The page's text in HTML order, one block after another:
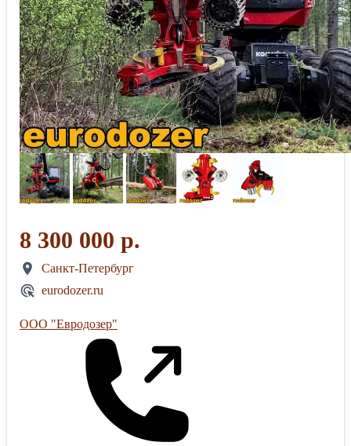
8 300 000 р.
Санкт-Петербург
eurodozer.ru
ООО "Евродозер"